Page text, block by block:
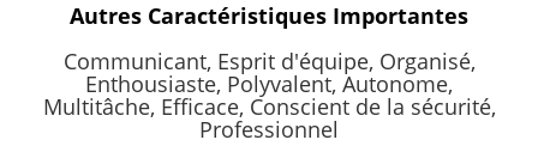
Autres Caractéristiques Importantes
Communicant, Esprit d'équipe, Organisé,
Enthousiaste, Polyvalent, Autonome,
Multitâche, Efficace, Conscient de la sécurité,
Professionnel